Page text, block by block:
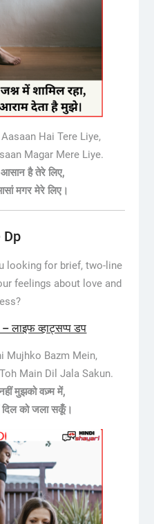
Hai Tere Liye,
Magar Mere Liye.
है तेरे लिए,
मगर मेरे लिए।
Dp
looking for brief, two-line
feelings about love and
लाइफ व्हाट्सप्प डप
Mujhko Bazm Mein,
Main Dil Jala Sakun.
मुझको वज़्म में,
दिल को जला सकूँ।